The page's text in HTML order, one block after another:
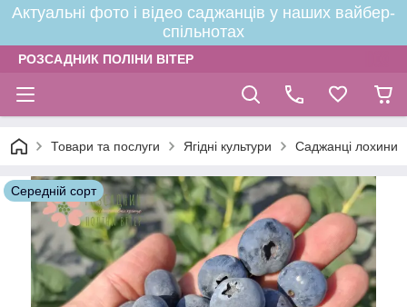
Актуальні фото і відео саджанців у наших вайбер-
спільнотах
РОЗСАДНИК ПОЛІНИ ВІТЕР
Товари та послуги Ягідні культури Саджанці лохини
Середній сорт